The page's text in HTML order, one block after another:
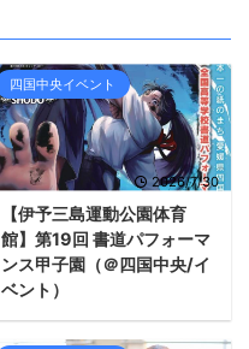
四国中央イベント
2026/7/30
【伊予三島運動公園体育
館】第19回 書道パフォーマ
ンス甲子園（＠四国中央/イ
ベント）